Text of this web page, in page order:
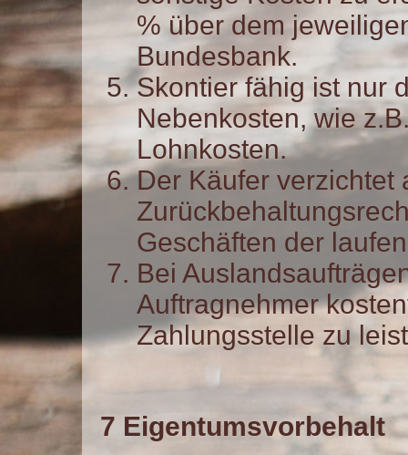
% über dem
Bundesbank.
Skontier fähig ist nur
Nebenkosten, wie
Lohnkosten.
Der Käufer verzichtet
Geschäften der
Bei
Auftragnehmer
Zahlungsstelle zu
7 Eigentumsvorbehalt